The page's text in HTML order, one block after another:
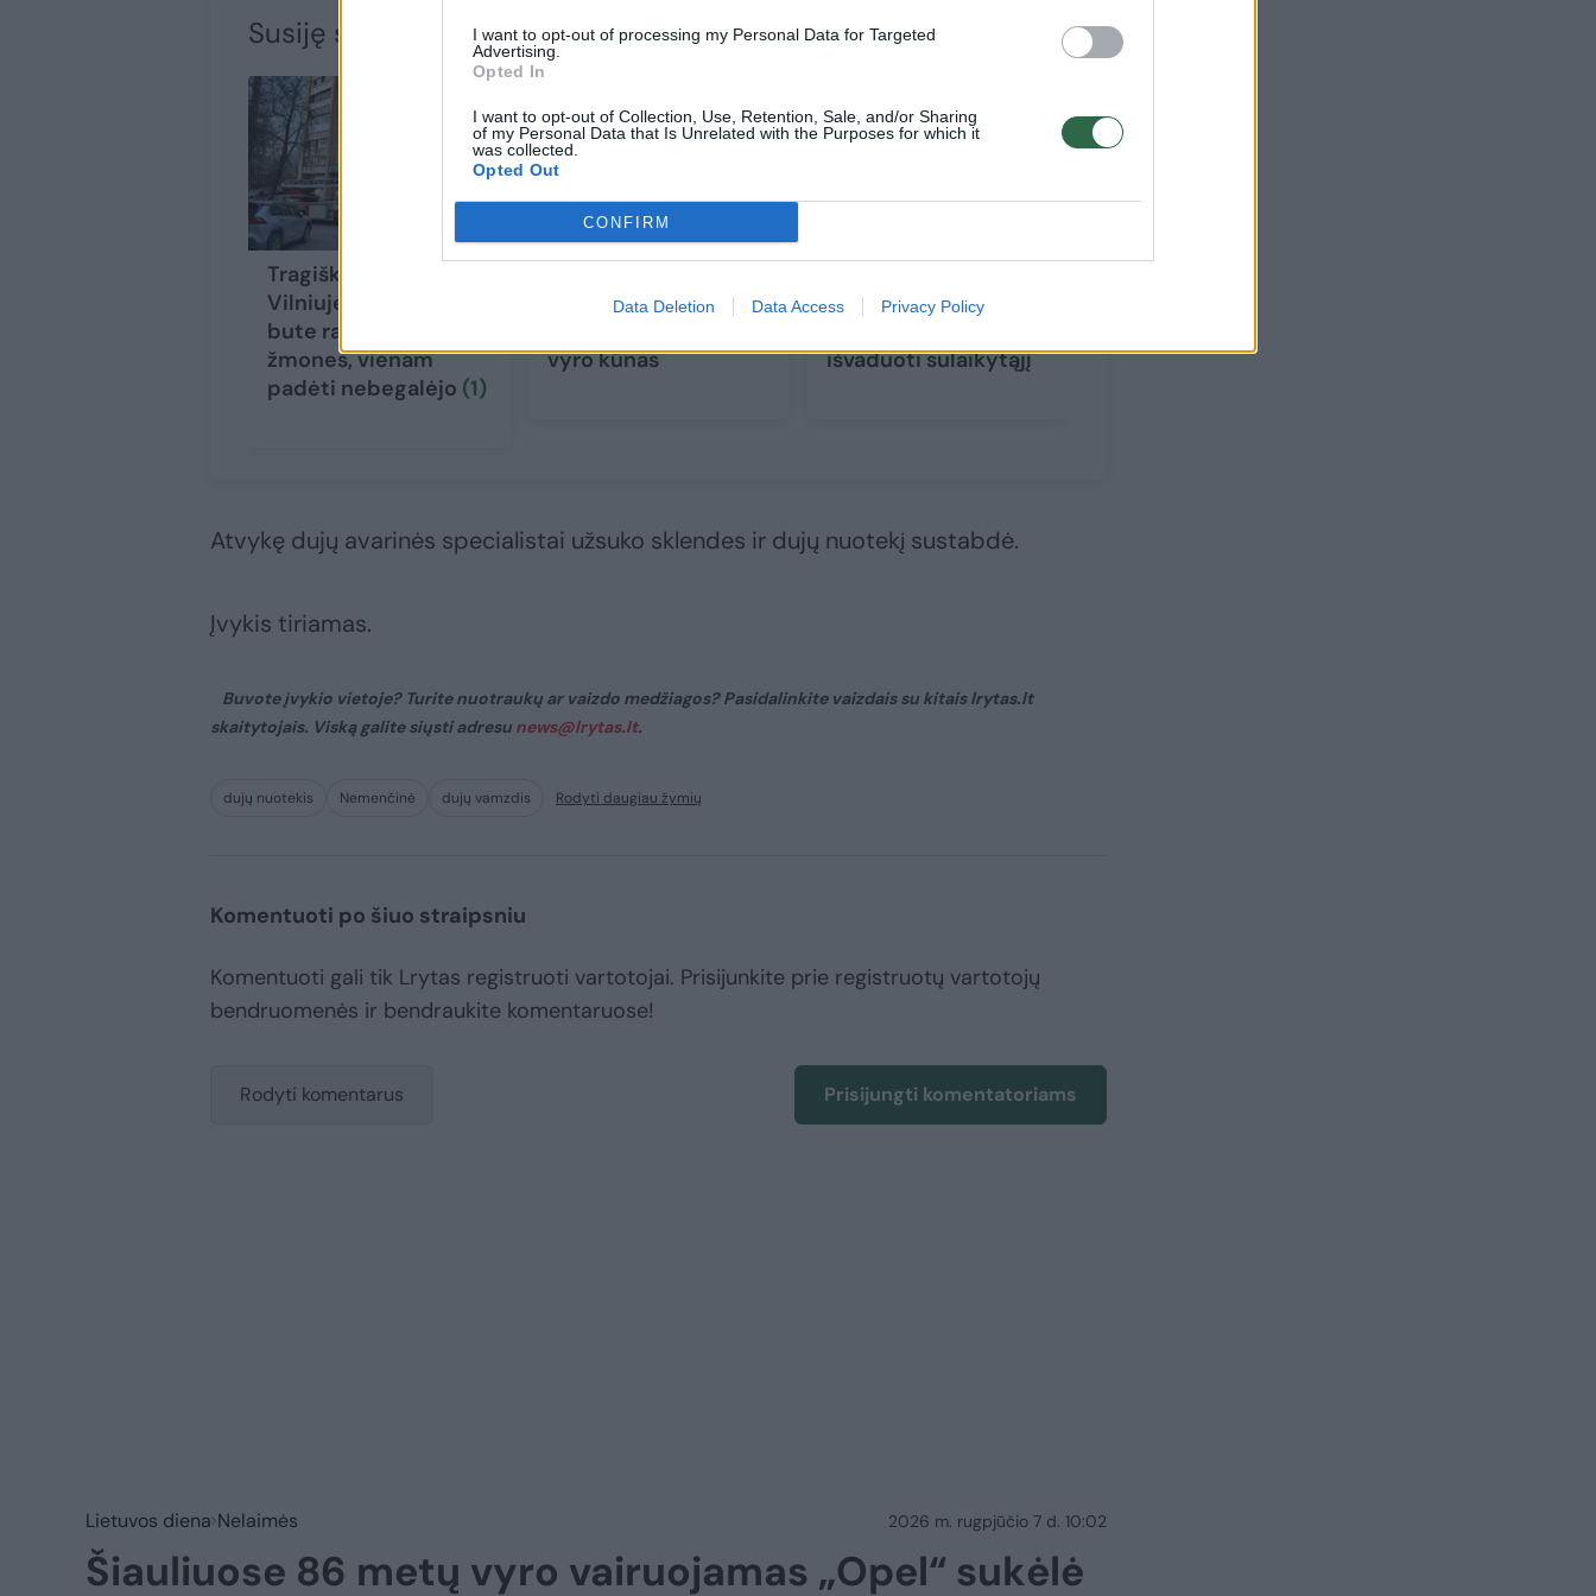
I want to opt-out of processing my Personal Data for Targeted
Advertising.
Opted In
I want to opt-out of Collection, Use, Retention, Sale, and/or Sharing
of my Personal Data that Is Unrelated with the Purposes for which it
was collected.
Opted Out
CONFIRM
Data Deletion Data Access Privacy Policy
Susiję straipsniai
Tragiškas gaisras
Vilniuje: ugniagesiai
bute rado du
žmones, vienam
padėti nebegalėjo (1)
Kačergine rastas
vyro kūnas
teko pjauti spyną ir iš
išvaduoti sulaikytąjį
Atvykę dujų avarinės specialistai užsuko sklendes ir dujų nuotekį sustabdė.
Įvykis tiriamas.
Buvote įvykio vietoje? Turite nuotraukų ar vaizdo medžiagos? Pasidalinkite vaizdais su kitais lrytas.lt
skaitytojais. Viską galite siųsti adresu news@lrytas.lt.
dujų nuotekis Nemenčinė dujų vamzdis Rodyti daugiau žymių
Komentuoti po šiuo straipsniu
Komentuoti gali tik Lrytas registruoti vartotojai. Prisijunkite prie registruotų vartotojų
bendruomenės ir bendraukite komentaruose!
Rodyti komentarus Prisijungti komentatoriams
Lietuvos diena Nelaimės 2026 m. rugpjūčio 7 d. 10:02
Šiauliuose 86 metų vyro vairuojamas „Opel“ sukėlė